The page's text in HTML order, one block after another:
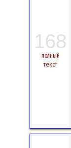
168
полный
текст